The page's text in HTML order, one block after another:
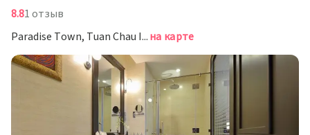
8.81 отзыв
Paradise Town, Tuan Chau Island, Халонгна карте